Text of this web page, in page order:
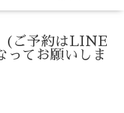
ご予約はLINE
ってお願いしま